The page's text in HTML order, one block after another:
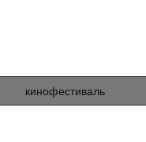
кинофестиваль